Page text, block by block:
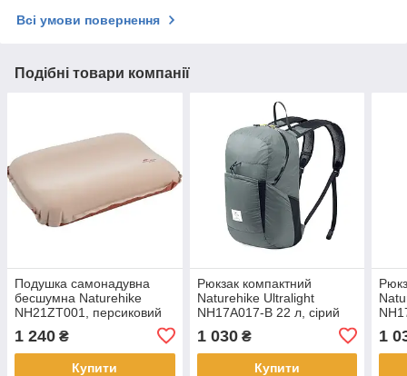
Всі умови повернення
Подібні товари компанії
Подушка самонадувна
бесшумна Naturehike
NH21ZT001, персиковий
1 240 ₴
Купити
Рюкзак компактний
Naturehike Ultralight
NH17A017-B 22 л, сірий
1 030₴
Купити
1